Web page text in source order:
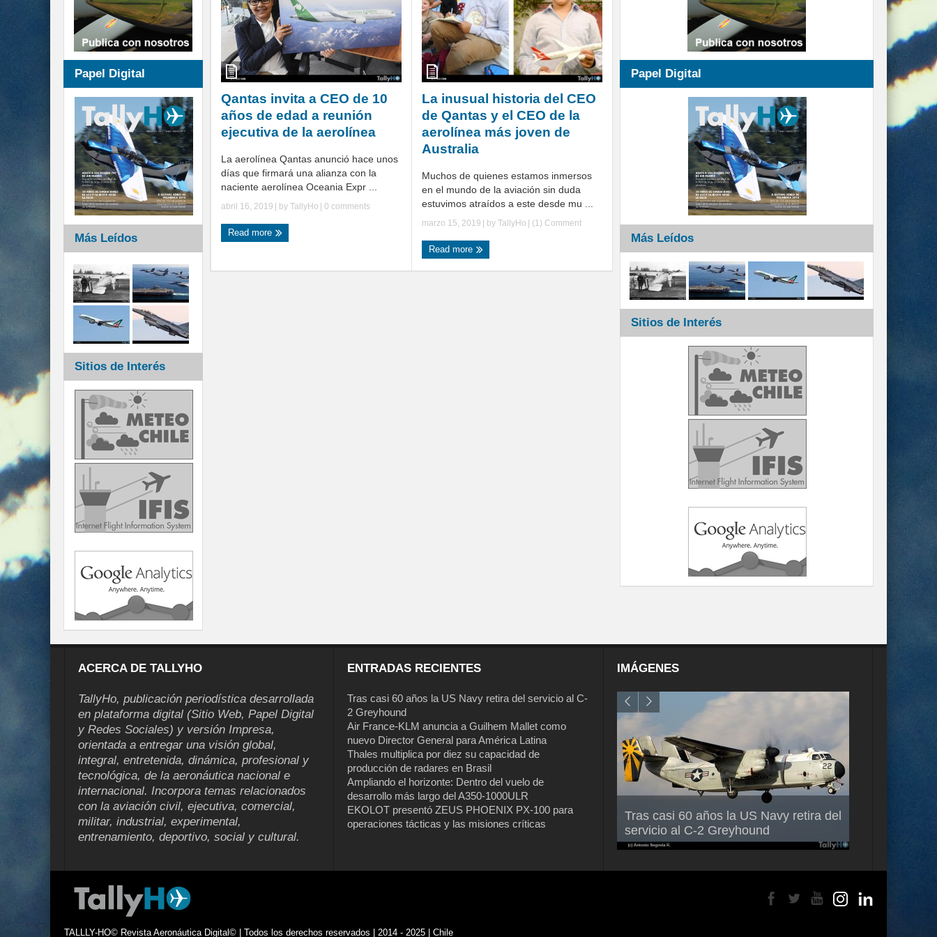
Qantas invita a CEO de 10
años de edad a reunión
ejecutiva de la aerolínea
La aerolínea Qantas anunció hace unos
días que firmará una alianza con la
naciente aerolínea Oceania Expr ...
abril 16, 2019 | by TallyHo 0 comments
Read more
La inusual historia del CEO
de Qantas y el CEO de la
aerolínea más joven de
Australia
Muchos de quienes estamos inmersos
en el mundo de la aviación sin duda
estuvimos atraídos a este desde mu ...
marzo 15, 2019 | by TallyHo (1) Comment
Read more
Papel Digital
Más Leídos
Sitios de Interés
Papel Digital
Más Leídos
Sitios de Interés
ACERCA DE TALLYHO
TallyHo, publicación periodística desarrollada
en plataforma digital (Sitio Web, Papel Digital
y Redes Sociales) y versión Impresa,
orientada a entregar una visión global,
integral, entretenida, dinámica, profesional y
tecnológica, de la aeronáutica nacional e
internacional. Incorpora temas relacionados
con la aviación civil, ejecutiva, comercial,
militar, industrial, experimental,
entrenamiento, deportivo, social y cultural.
ENTRADAS RECIENTES
Tras casi 60 años la US Navy retira del servicio al C-
2 Greyhound
Air France-KLM anuncia a Guilhem Mallet como
nuevo Director General para América Latina
Thales multiplica por diez su capacidad de
producción de radares en Brasil
Ampliando el horizonte: Dentro del vuelo de
desarrollo más largo del A350-1000ULR
EKOLOT presentó ZEUS PHOENIX PX-100 para
operaciones tácticas y las misiones críticas
IMÁGENES
Tras casi 60 años la US Navy retira del
servicio al C-2 Greyhound
Air France-KLM anuncia a Guilhem
Mallet como nuevo Director General
para América Latina
TALLLY-HO© Revista Aeronáutica Digital© | Todos los derechos reservados | 2014 - 2025 | Chile